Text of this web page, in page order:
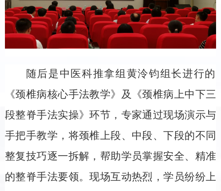
随后是中医科推拿组黄泠钧组长进行的
《颈椎病核心手法教学》及《颈椎病上中下三
段整脊手法实操》环节，专家通过现场演示与
手把手教学，将颈椎上段、中段、下段的不同
整复技巧逐一拆解，帮助学员掌握安全、精准
的整脊手法要领。现场互动热烈，学员纷纷上